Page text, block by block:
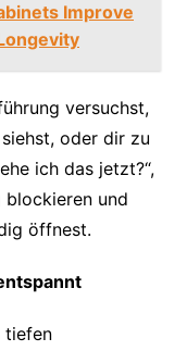
Improve
versuchst,
oder dir zu
ich das jetzt?“,
blockieren und
öffnest.
tiefen